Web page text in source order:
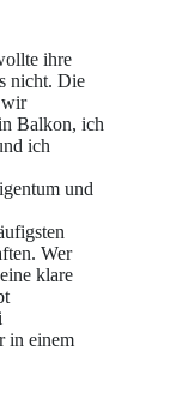
ihre
nicht. Die
wir
Balkon, ich
ich
und
Wer
klare
in einem